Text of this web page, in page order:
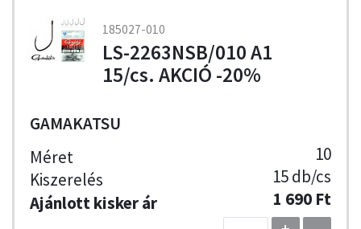
185027-010
LS-2263NSB/010 A1
15/cs. AKCIÓ -20%
GAMAKATSU
10
15 db/cs
1 690 Ft